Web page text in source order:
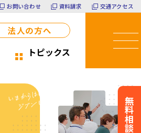
お問い合わせ 資料請求 交通アクセス
法人の方へ
トピックス
無料相談